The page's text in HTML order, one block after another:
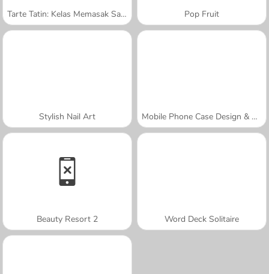
Tarte Tatin: Kelas Memasak Sara Pop Fruit
Stylish Nail Art Mobile Phone Case Design & DIY
Beauty Resort 2 Word Deck Solitaire